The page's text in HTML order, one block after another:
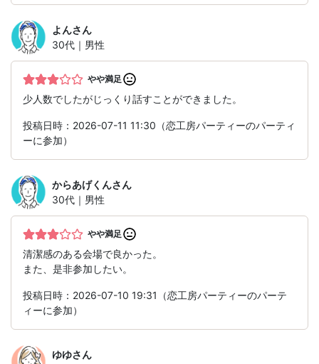
よんさん
30代｜男性
やや満足
少人数でしたがじっくり話すことができました。
投稿日時：2026-07-11 11:30（恋工房パーティーのパーティ
ーに参加）
からあげくんさん
30代｜男性
やや満足
清潔感のある会場で良かった。
また、是非参加したい。
投稿日時：2026-07-10 19:31（恋工房パーティーのパーテ
ィーに参加）
ゆゆさん